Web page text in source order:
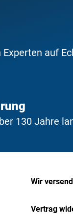
auf
130 Jahre
Wir
Vertrag